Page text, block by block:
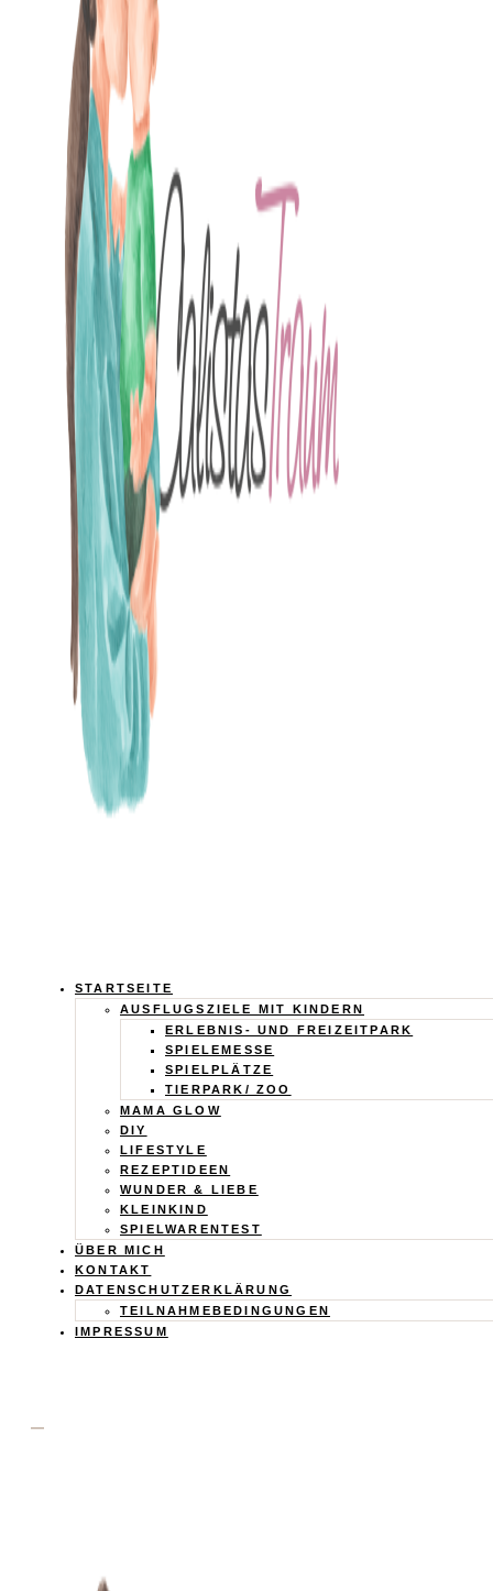
Calistas
Traum
STARTSEITE
AUSFLUGSZIELE MIT KINDERN
ERLEBNIS- UND FREIZEITPARK
SPIELEMESSE
SPIELPLÄTZE
TIERPARK/ ZOO
MAMA GLOW
DIY
LIFESTYLE
REZEPTIDEEN
WUNDER & LIEBE
KLEINKIND
SPIELWARENTEST
ÜBER MICH
KONTAKT
DATENSCHUTZERKLÄRUNG
TEILNAHMEBEDINGUNGEN
IMPRESSUM